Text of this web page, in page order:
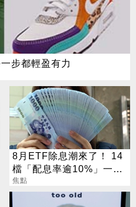
步都輕盈有力
8月ETF除息潮來了！ 14
檔「配息率逾10%」一次
看
焦點